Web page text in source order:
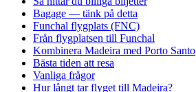
Bagage — tänk på detta
Funchal flygplats (FNC)
Från flygplatsen till Funchal
Kombinera Madeira med Porto Santo
Bästa tiden att resa
Vanliga frågor
Hur långt tar flyget till Madeira?